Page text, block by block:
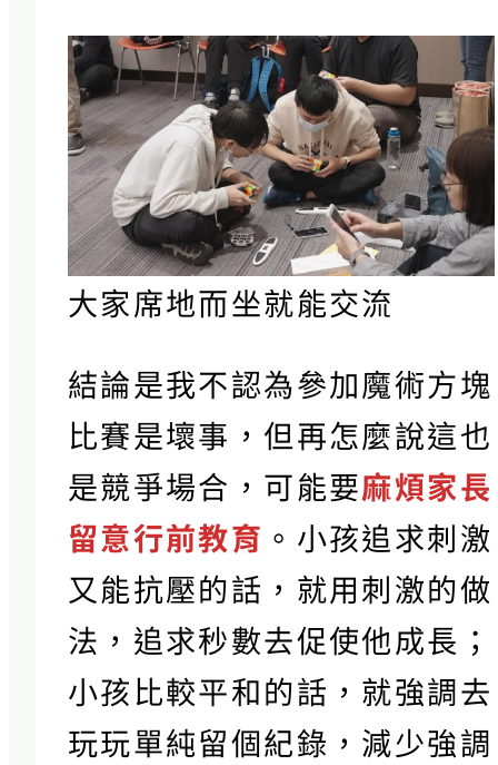
大家席地而坐就能交流
結論是我不認為參加魔術方塊
比賽是壞事，但再怎麼說這也
是競爭場合，可能要麻煩家長
留意行前教育 。小孩追求刺激
又能抗壓的話，就用刺激的做
法，追求秒數去促使他成長；
小孩比較平和的話，就強調去
玩玩單純留個紀錄，減少強調